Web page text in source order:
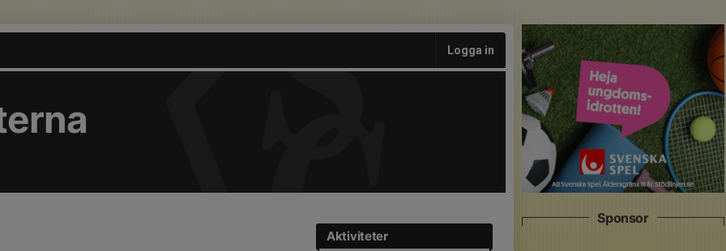
Logga in
Aktiviteter
Sponsor